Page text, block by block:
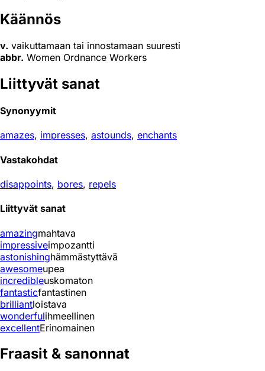
Käännös
v. vaikuttamaan tai innostamaan suuresti
abbr. Women Ordnance Workers
Liittyvät sanat
Synonyymit
amazes, impresses, astounds, enchants
Vastakohdat
disappoints, bores, repels
Liittyvät sanat
amazingmahtava
impressiveimpozantti
astonishinghämmästyttävä
awesomeupea
incredibleuskomaton
fantasticfantastinen
brilliantloistava
wonderfulihmeellinen
excellentErinomainen
Fraasit & sanonnat